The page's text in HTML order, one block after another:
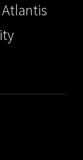
Atlantis